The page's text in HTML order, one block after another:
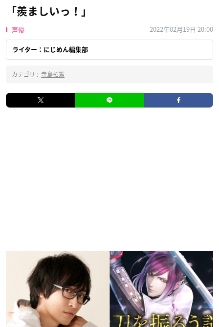
「羨ましいっ！」
声優 2022年02月19日 20:00
ライター：にじめん編集部
カテゴリ : 寺島拓篤